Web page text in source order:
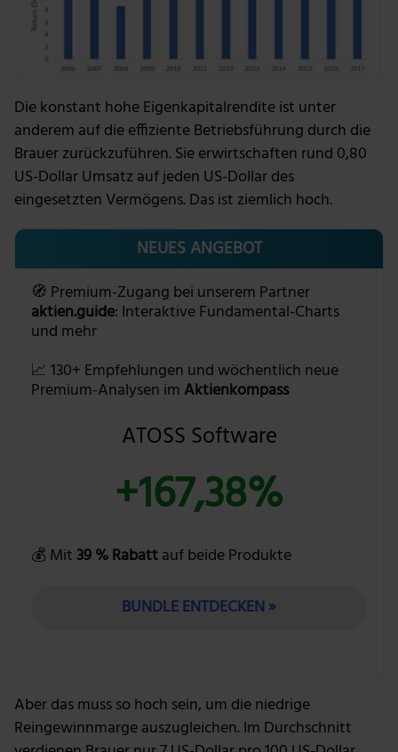
Die konstant hohe Eigenkapitalrendite ist unter
anderem auf die effiziente Betriebsführung durch die
Brauer zurückzuführen. Sie erwirtschaften rund 0,80
US-Dollar Umsatz auf jeden US-Dollar des
eingesetzten Vermögens. Das ist ziemlich hoch.
NEUES ANGEBOT
🧭 Premium-Zugang bei unserem Partner
aktien.guide: Interaktive Fundamental-Charts
und mehr
📈 130+ Empfehlungen und wöchentlich neue
Premium-Analysen im Aktienkompass
ATOSS Software
+167,38%
💰 Mit 39 % Rabattauf beide Produkte
BUNDLE ENTDECKEN »
Aber das muss so hoch sein, um die niedrige
Reingewinnmarge auszugleichen. Im Durchschnitt